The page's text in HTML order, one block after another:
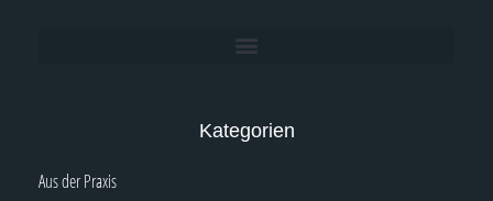
Kategorien
Aus der Praxis